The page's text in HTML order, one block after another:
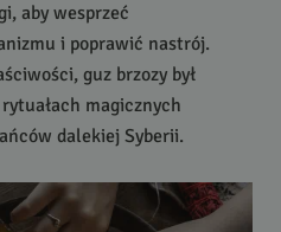
aby wesprzeć
i poprawić nastrój.
guz brzozy był
magicznych
dalekiej Syberii.